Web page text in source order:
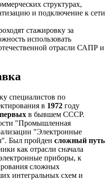
структурах,
и подключение к сети
стажировку за
использовать
отрасли САПР и
специалистов по
в 1972 году
в бывшем СССР.
"Промышленная
"Электронные
Был пройден сложный путь
как отрасли сначала
приборы, к
сложных
интегральных схем и